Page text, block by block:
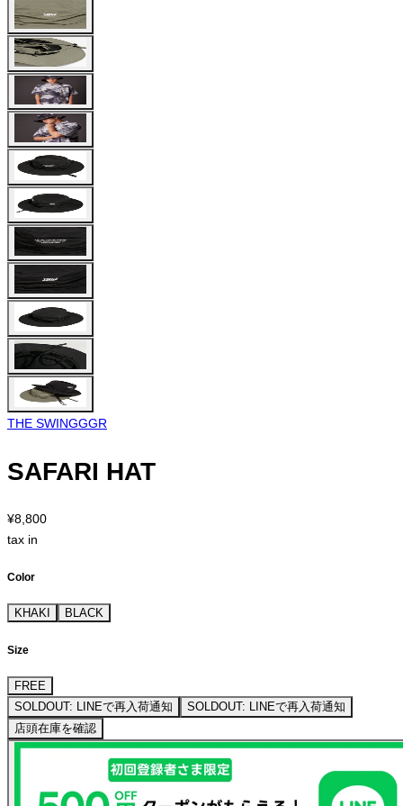
THE SWINGGGR
SAFARI HAT
¥8,800
tax in
Color
KHAKI BLACK
Size
FREE
SOLDOUT: LINEで再入荷通知
SOLDOUT: LINEで再入荷通知
店頭在庫を確認